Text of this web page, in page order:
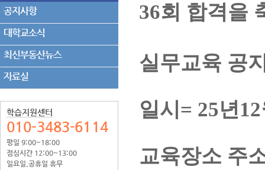
공지사항
대학교소식
최신부동산뉴스
자료실
학습지원센터
010-3483-6114
평일 9:00~18:00
점심시간 12:00~13:00
일요일.공휴일 휴무
36회 합격을
실무교육 공
일시= 25년
교육장소 주